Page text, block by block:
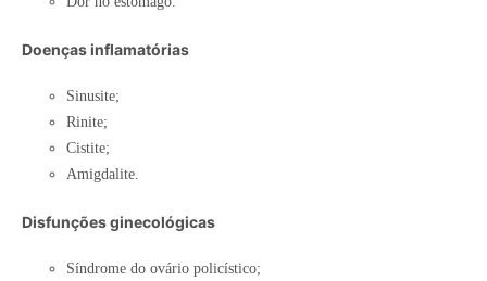
Doenças inflamatórias
Sinusite;
Rinite;
Cistite;
Amigdalite.
Disfunções ginecológicas
Síndrome do ovário policístico;